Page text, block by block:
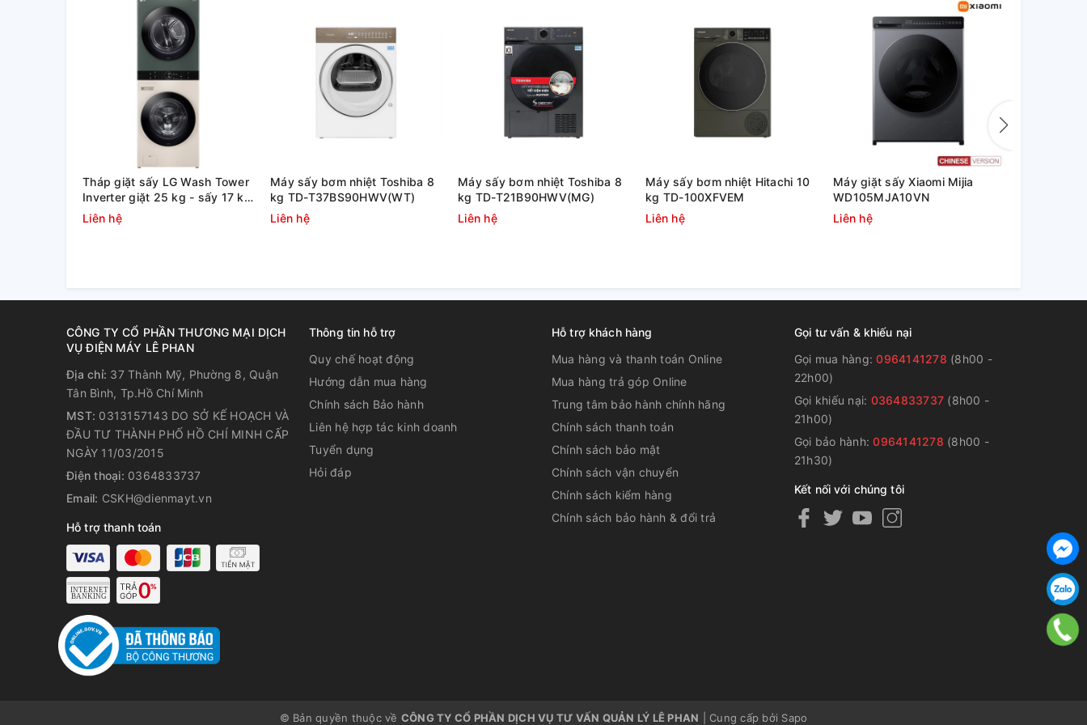
độ và độ ẩm trong máy sấy giúp bảo vệ quần áo không bị quá nhiệt và quá tải
Gentle Dry
Chương trình giặt nhẹ với chứng chỉ AllergyPlus diệt khuẩn phù hợp với người dùng nhạy cảm
Tháp giặt sấy LG Wash Tower
Inverter giặt 25 kg - sấy 17 kg
WT2517NHEG
Liên hệ
Máy sấy bơm nhiệt Toshiba 8
kg TD-T37BS90HWV(WT)
Liên hệ
Máy sấy bơm nhiệt Toshiba 8
kg TD-T21B90HWV(MG)
Liên hệ
Máy sấy bơm nhiệt Hitachi 10
kg TD-100XFVEM
Liên hệ
Máy giặt sấy Xiaomi Mijia
WD105MJA10VN
Liên hệ
CÔNG TY CỔ PHẦN THƯƠNG MẠI DỊCH
VỤ ĐIỆN MÁY LÊ PHAN
Địa chỉ: 37 Thành Mỹ, Phường 8, Quận
Tân Bình, Tp.Hồ Chí Minh
MST: 0313157143 DO SỞ KẾ HOẠCH VÀ
ĐẦU TƯ THÀNH PHỐ HỒ CHÍ MINH CẤP
NGÀY 11/03/2015
Điện thoại: 0364833737
Email: CSKH@dienmayt.vn
Hỗ trợ thanh toán
Thông tin hỗ trợ
Quy chế hoạt động
Hướng dẫn mua hàng
Chính sách Bảo hành
Liên hệ hợp tác kinh doanh
Tuyển dụng
Hỏi đáp
Hỗ trợ khách hàng
Mua hàng và thanh toán Online
Mua hàng trả góp Online
Trung tâm bảo hành chính hãng
Chính sách thanh toán
Chính sách bảo mật
Chính sách vận chuyển
Chính sách kiểm hàng
Chính sách bảo hành & đổi trả
Gọi tư vấn & khiếu nại
Gọi mua hàng:0964141278 (8h00 -
22h00)
Gọi khiếu nại: 0364833737 (8h00 -
21h00)
Gọi bảo hành:0964141278 (8h00 -
21h30)
Kết nối với chúng tôi
© Bản quyền thuộc về CÔNG TY CỔ PHẦN DỊCH VỤ TƯ VẤN QUẢN LÝ LÊ PHAN Cung cấp bởi Sapo